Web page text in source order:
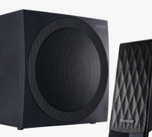
Wi-Fi
Power